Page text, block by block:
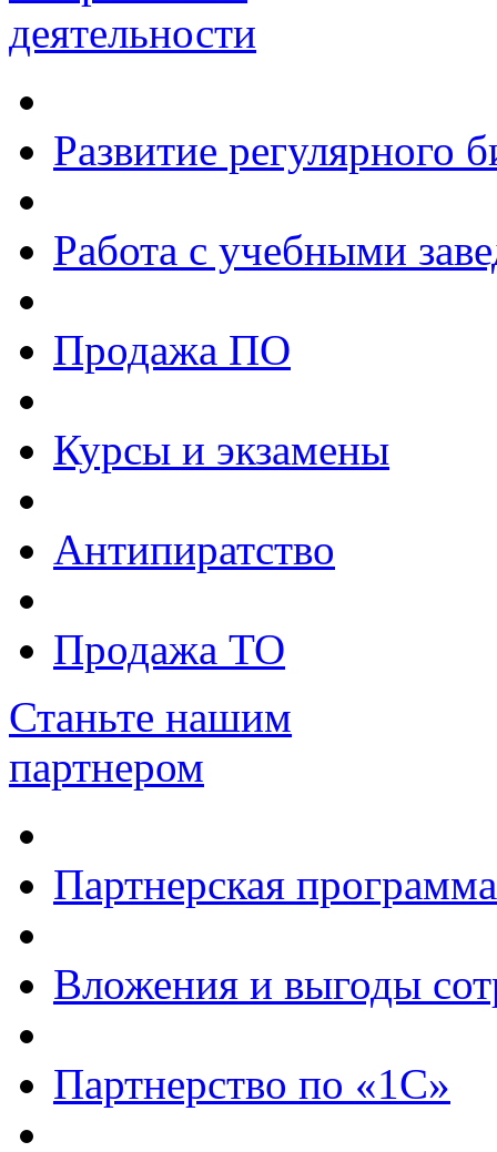
деятельности
Развитие регулярного
Работа с учебными
Продажа ПО
Курсы и экзамены
Антипиратство
Продажа ТО
Станьте нашим
партнером
Партнерская программа
Вложения и выгоды
Партнерство по «1С»